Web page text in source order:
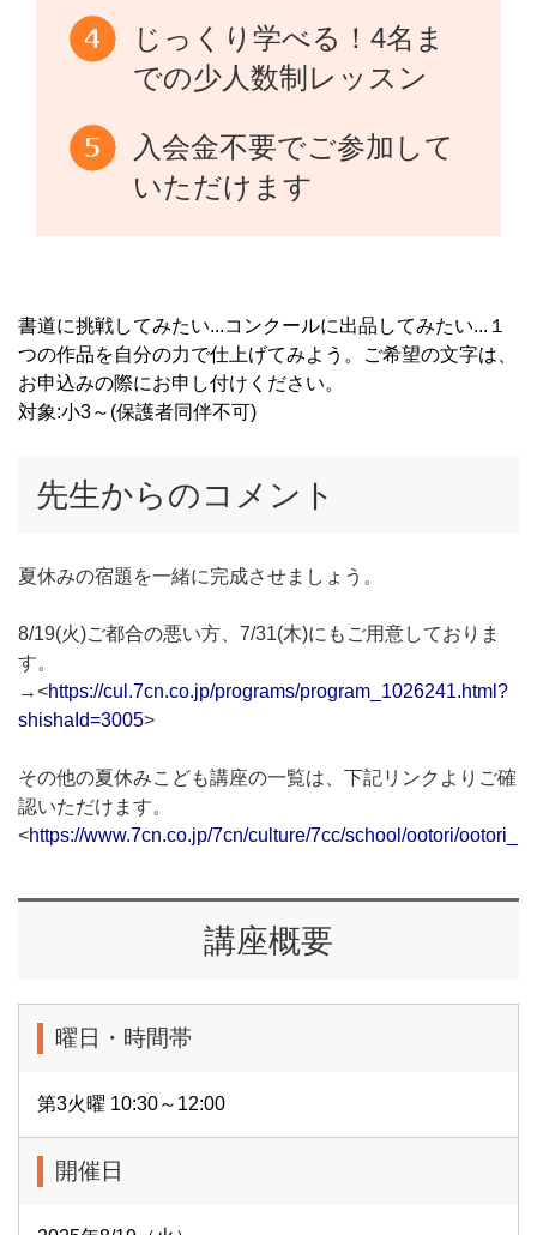
じっくり学べる！4名ま
での少人数制レッスン
入会金不要でご参加して
いただけます
書道に挑戦してみたい...コンクールに出品してみたい...１
つの作品を自分の力で仕上げてみよう。ご希望の文字は、
お申込みの際にお申し付けください。
対象:小3～(保護者同伴不可)
先生からのコメント
夏休みの宿題を一緒に完成させましょう。
8/19(火)ご都合の悪い方、7/31(木)にもご用意しておりま
す。
→<https://cul.7cn.co.jp/programs/program_1026241.html?
shishaId=3005>
その他の夏休みこども講座の一覧は、下記リンクよりご確
認いただけます。
<https://www.7cn.co.jp/7cn/culture/7cc/school/ootori/
講座概要
曜日・時間帯
第3火曜 10:30～12:00
開催日